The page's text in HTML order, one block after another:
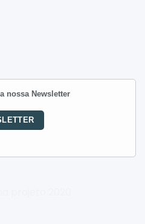
nossa Newsletter